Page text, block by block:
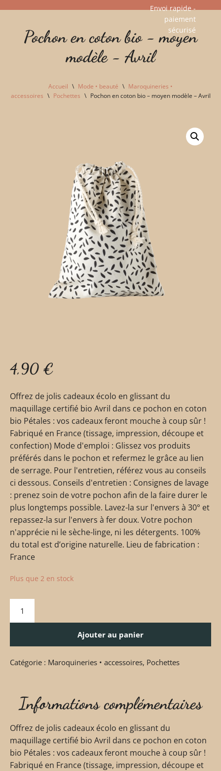
Envoi rapide -
paiement
sécurisé​
Pochon en coton bio - moyen
modèle - Avril
Accueil \ Mode • beauté \ Maroquineries •
accessoires \ Pochettes \ Pochon en coton bio – moyen modèle – Avril
4,90 €
Offrez de jolis cadeaux écolo en glissant du
maquillage certifié bio Avril dans ce pochon en coton
bio Pétales : vos cadeaux feront mouche à coup sûr !
Fabriqué en France (tissage, impression, découpe et
confection) Mode d'emploi : Glissez vos produits
préférés dans le pochon et refermez le grâce au lien
de serrage. Pour l'entretien, référez vous au conseils
ci dessous. Conseils d'entretien : Consignes de lavage
: prenez soin de votre pochon afin de la faire durer le
plus longtemps possible. Lavez-la sur l'envers à 30° et
repassez-la sur l'envers à fer doux. Votre pochon
n'apprécie ni le sèche-linge, ni les détergents. 100%
du total est d’origine naturelle. Lieu de fabrication :
France
Plus que 2 en stock
Ajouter au panier
Catégorie : Maroquineries • accessoires, Pochettes
Informations complémentaires
Offrez de jolis cadeaux écolo en glissant du
maquillage certifié bio Avril dans ce pochon en coton
bio Pétales : vos cadeaux feront mouche à coup sûr !
Fabriqué en France (tissage, impression, découpe et